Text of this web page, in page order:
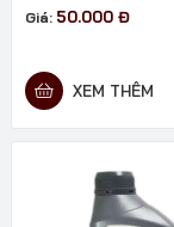
Giá: 50.000 Đ
XEM THÊM